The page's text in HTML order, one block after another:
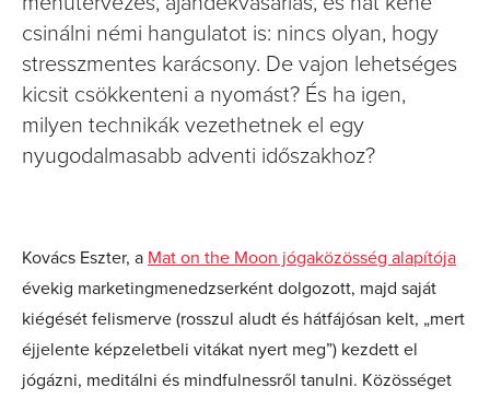
csinálni némi hangulatot is: nincs olyan, hogy
stresszmentes karácsony. De vajon lehetséges
kicsit csökkenteni a nyomást? És ha igen,
milyen technikák vezethetnek el egy
nyugodalmasabb adventi időszakhoz?
Kovács Eszter, a Mat on the Moon jógaközösség alapítója
évekig marketingmenedzserként dolgozott, majd saját
kiégését felismerve (rosszul aludt és hátfájósan kelt, „mert
éjjelente képzeletbeli vitákat nyert meg”) kezdett el
jógázni, meditálni és mindfulnessről tanulni. Közösséget